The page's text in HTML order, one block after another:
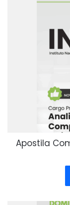
Apostila